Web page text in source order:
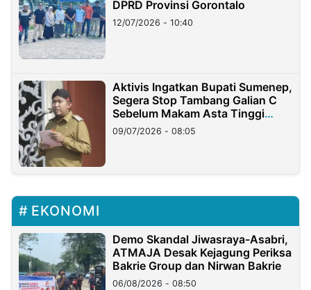
DPRD Provinsi Gorontalo
12/07/2026 - 10:40
Aktivis Ingatkan Bupati Sumenep,
Segera Stop Tambang Galian C
Sebelum Makam Asta Tinggi
Longsor
09/07/2026 - 08:05
EKONOMI
Demo Skandal Jiwasraya-Asabri,
ATMAJA Desak Kejagung Periksa
Bakrie Group dan Nirwan Bakrie
06/08/2026 - 08:50